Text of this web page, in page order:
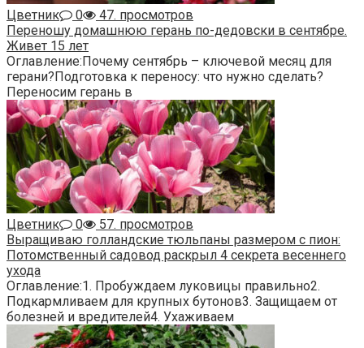
Цветник 0
47. просмотров
Переношу домашнюю герань по-дедовски в сентябре.
Живет 15 лет
Оглавление:Почему сентябрь – ключевой месяц для
герани?Подготовка к переносу: что нужно сделать?
Переносим герань в
Цветник 0
57. просмотров
Выращиваю голландские тюльпаны размером с пион:
Потомственный садовод раскрыл 4 секрета весеннего
ухода
Оглавление:1. Пробуждаем луковицы правильно2.
Подкармливаем для крупных бутонов3. Защищаем от
болезней и вредителей4. Ухаживаем